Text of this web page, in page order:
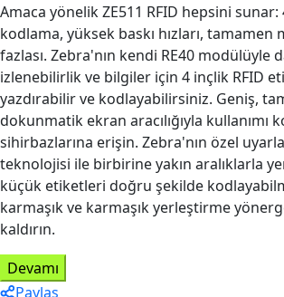
Amaca yönelik ZE511 RFID hepsini sunar:
kodlama, yüksek baskı hızları, tamamen
fazlası. Zebra'nın kendi RE40 modülüyle
izlenebilirlik ve bilgiler için 4 inçlik RFID
yazdırabilir ve kodlayabilirsiniz. Geniş,
dokunmatik ekran aracılığıyla kullanımı
sihirbazlarına erişin. Zebra'nın özel
teknolojisi ile birbirine yakın aralıklarla
küçük etiketleri doğru şekilde
karmaşık ve karmaşık yerleştirme
kaldırın.
Devamı
Paylaş